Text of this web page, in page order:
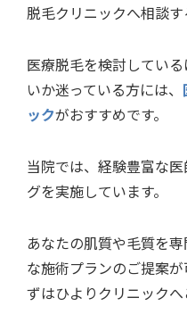
脱毛クリニックへ相談す
医療脱毛を検討してい
いか迷っている方には、
ックがおすすめです。
当院では、経験豊富な
グを実施しています。
あなたの肌質や毛質を
な施術プランのご提案
ずはひよりクリニックへ